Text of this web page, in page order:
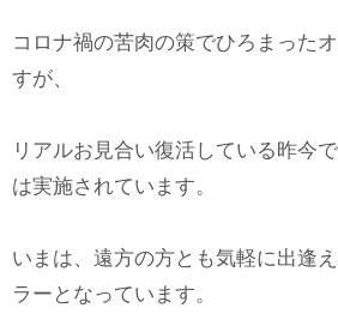
コロナ禍の苦肉の策でひろまった
すが、
リアルお見合い復活している昨今
は実施されています。
いまは、遠方の方とも気軽に出逢
ラーとなっています。